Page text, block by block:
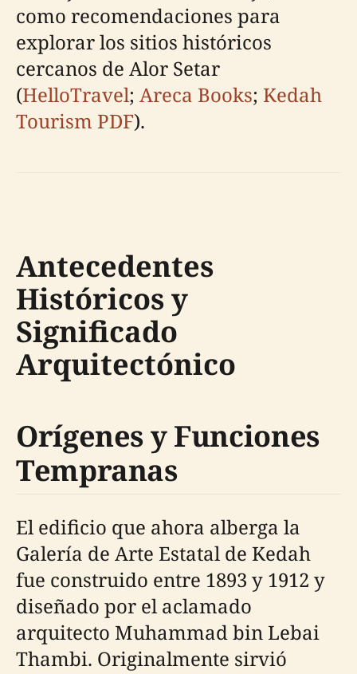
como recomendaciones para
explorar los sitios históricos
cercanos de Alor Setar
(HelloTravel; Areca Books; Kedah
Tourism PDF).
Antecedentes
Históricos y
Significado
Arquitectónico
Orígenes y Funciones
Tempranas
El edificio que ahora alberga la
Galería de Arte Estatal de Kedah
fue construido entre 1893 y 1912 y
diseñado por el aclamado
arquitecto Muhammad bin Lebai
Thambi. Originalmente sirvió